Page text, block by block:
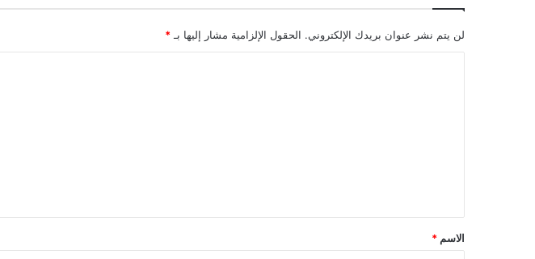
لن يتم نشر عنوان بريدك الإلكتروني. الحقول الإلزامية مشار إليها بـ *
*
الاسم *